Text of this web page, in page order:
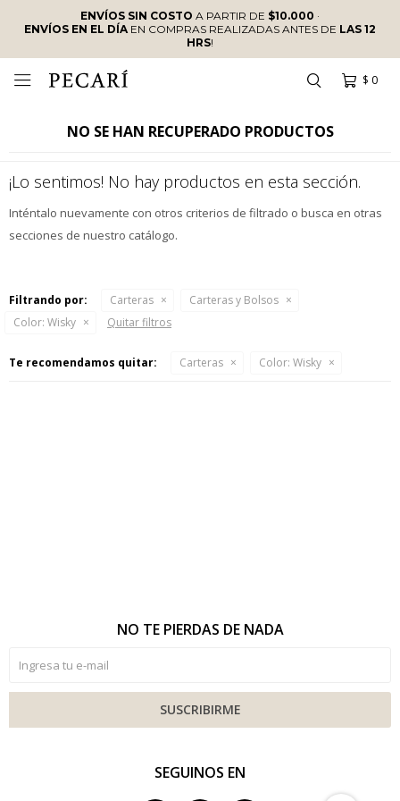
ENVÍOS SIN COSTO A PARTIR DE $10.000 ·
ENVÍOS EN EL DÍAEN COMPRAS REALIZADAS ANTES DE LAS 12
HRS!
$ 0

NO SE HAN RECUPERADO PRODUCTOS
¡Lo sentimos! No hay productos en esta sección.
Inténtalo nuevamente con otros criterios de filtrado o busca en otras
secciones de nuestro catálogo.
Filtrando por: Carteras
Carteras y Bolsos
Color: Wisky Quitar filtros
Te recomendamos quitar: Carteras Color: Wisky
SEGUINOS EN
NO TE PIERDAS DE NADA
SUSCRIBIRME